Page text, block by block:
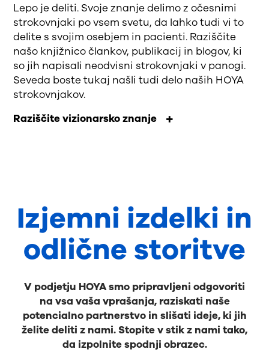
Lepo je deliti. Svoje znanje delimo z očesnimi
strokovnjaki po vsem svetu, da lahko tudi vi to
delite s svojim osebjem in pacienti. Raziščite
našo knjižnico člankov, publikacij in blogov, ki
so jih napisali neodvisni strokovnjaki v panogi.
Seveda boste tukaj našli tudi delo naših HOYA
strokovnjakov.
Raziščite vizionarsko znanje
Izjemni izdelki in
odlične storitve
V podjetju HOYA smo pripravljeni odgovoriti
na vsa vaša vprašanja, raziskati naše
potencialno partnerstvo in slišati ideje, ki jih
želite deliti z nami. Stopite v stik z nami tako,
da izpolnite spodnji obrazec.